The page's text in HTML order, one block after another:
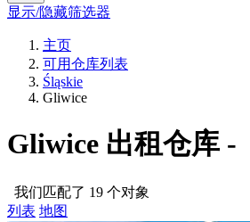
显示/隐藏筛选器
主页
可用仓库列表
Śląskie
Gliwice
Gliwice 出租仓库 -
我们匹配了 19 个对象
列表 地图